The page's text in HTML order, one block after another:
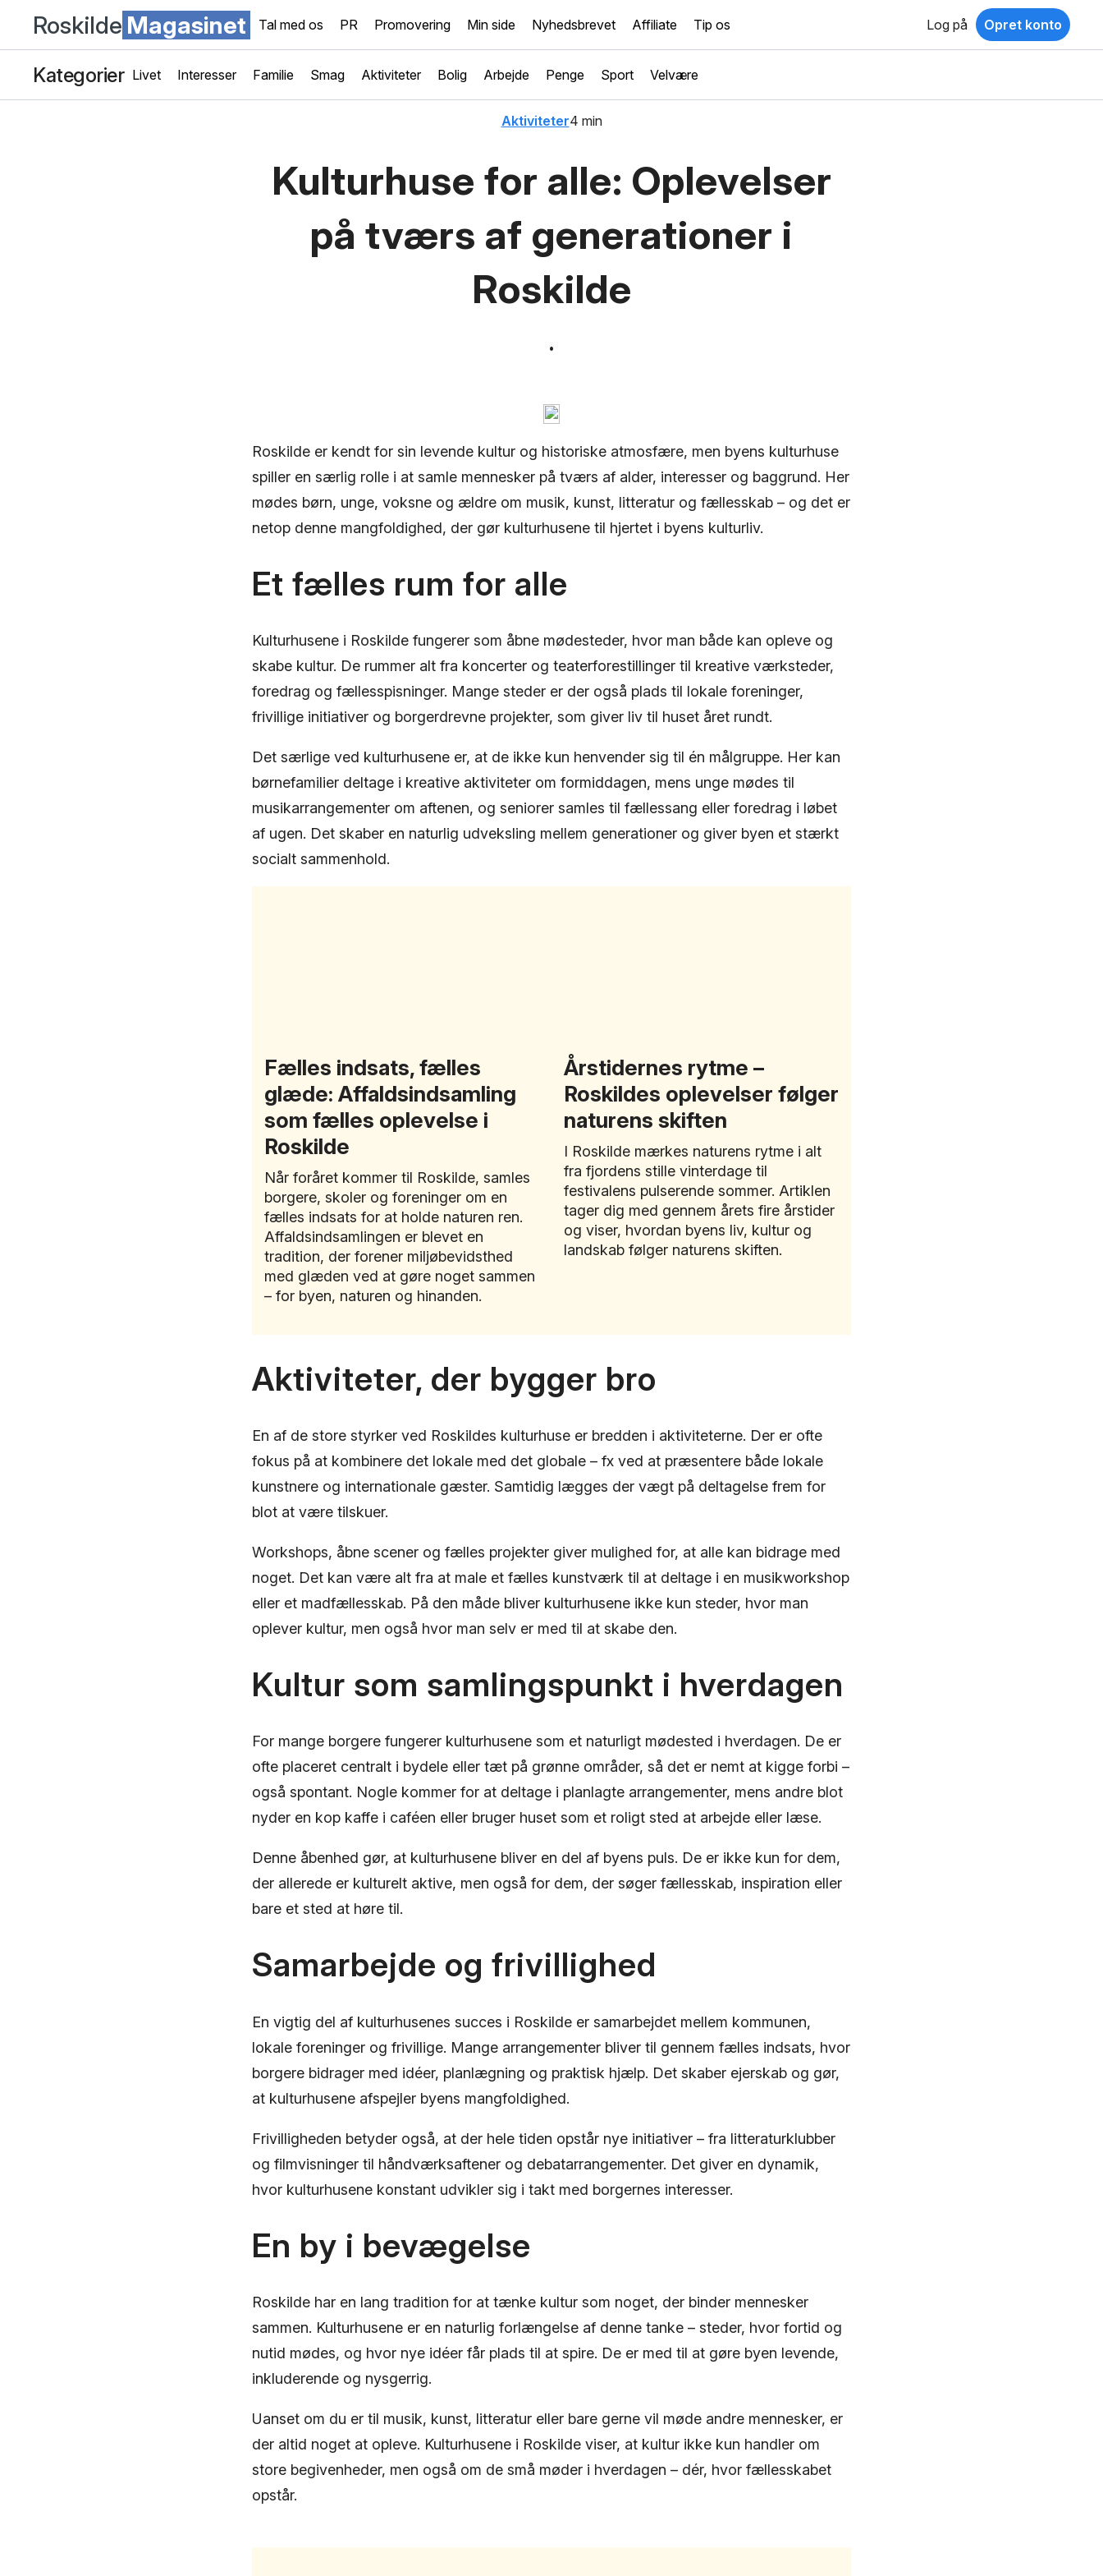
Roskilde Magasinet Tal med os PR Promovering Min side Nyhedsbrevet Affiliate Tip os Log på Opret konto
Kategorier Livet Interesser Familie Smag Aktiviteter Bolig Arbejde Penge Sport Velvære
Kulturhuse for alle: Oplevelser
på tværs af generationer i
Roskilde
Aktiviteter4 min
Roskilde er kendt for sin levende kultur og historiske atmosfære, men byens kulturhuse
spiller en særlig rolle i at samle mennesker på tværs af alder, interesser og baggrund. Her
mødes børn, unge, voksne og ældre om musik, kunst, litteratur og fællesskab – og det er
netop denne mangfoldighed, der gør kulturhusene til hjertet i byens kulturliv.
Et fælles rum for alle
Kulturhusene i Roskilde fungerer som åbne mødesteder, hvor man både kan opleve og
skabe kultur. De rummer alt fra koncerter og teaterforestillinger til kreative værksteder,
foredrag og fællesspisninger. Mange steder er der også plads til lokale foreninger,
frivillige initiativer og borgerdrevne projekter, som giver liv til huset året rundt.
Det særlige ved kulturhusene er, at de ikke kun henvender sig til én målgruppe. Her kan
børnefamilier deltage i kreative aktiviteter om formiddagen, mens unge mødes til
musikarrangementer om aftenen, og seniorer samles til fællessang eller foredrag i løbet
af ugen. Det skaber en naturlig udveksling mellem generationer og giver byen et stærkt
socialt sammenhold.
Fælles indsats, fælles
glæde: Affaldsindsamling
som fælles oplevelse i
Roskilde
Når foråret kommer til Roskilde, samles
borgere, skoler og foreninger om en
fælles indsats for at holde naturen ren.
Affaldsindsamlingen er blevet en
tradition, der forener miljøbevidsthed
med glæden ved at gøre noget sammen
– for byen, naturen og hinanden.
Årstidernes rytme –
Roskildes oplevelser følger
naturens skiften
I Roskilde mærkes naturens rytme i alt
fra fjordens stille vinterdage til
festivalens pulserende sommer. Artiklen
tager dig med gennem årets fire årstider
og viser, hvordan byens liv, kultur og
landskab følger naturens skiften.
Aktiviteter, der bygger bro
En af de store styrker ved Roskildes kulturhuse er bredden i aktiviteterne. Der er ofte
fokus på at kombinere det lokale med det globale – fx ved at præsentere både lokale
kunstnere og internationale gæster. Samtidig lægges der vægt på deltagelse frem for
blot at være tilskuer.
Workshops, åbne scener og fælles projekter giver mulighed for, at alle kan bidrage med
noget. Det kan være alt fra at male et fælles kunstværk til at deltage i en musikworkshop
eller et madfællesskab. På den måde bliver kulturhusene ikke kun steder, hvor man
oplever kultur, men også hvor man selv er med til at skabe den.
Kultur som samlingspunkt i hverdagen
For mange borgere fungerer kulturhusene som et naturligt mødested i hverdagen. De er
ofte placeret centralt i bydele eller tæt på grønne områder, så det er nemt at kigge forbi –
også spontant. Nogle kommer for at deltage i planlagte arrangementer, mens andre blot
nyder en kop kaffe i caféen eller bruger huset som et roligt sted at arbejde eller læse.
Denne åbenhed gør, at kulturhusene bliver en del af byens puls. De er ikke kun for dem,
der allerede er kulturelt aktive, men også for dem, der søger fællesskab, inspiration eller
bare et sted at høre til.
Samarbejde og frivillighed
En vigtig del af kulturhusenes succes i Roskilde er samarbejdet mellem kommunen,
lokale foreninger og frivillige. Mange arrangementer bliver til gennem fælles indsats, hvor
borgere bidrager med idéer, planlægning og praktisk hjælp. Det skaber ejerskab og gør,
at kulturhusene afspejler byens mangfoldighed.
Frivilligheden betyder også, at der hele tiden opstår nye initiativer – fra litteraturklubber
og filmvisninger til håndværksaftener og debatarrangementer. Det giver en dynamik,
hvor kulturhusene konstant udvikler sig i takt med borgernes interesser.
En by i bevægelse
Roskilde har en lang tradition for at tænke kultur som noget, der binder mennesker
sammen. Kulturhusene er en naturlig forlængelse af denne tanke – steder, hvor fortid og
nutid mødes, og hvor nye idéer får plads til at spire. De er med til at gøre byen levende,
inkluderende og nysgerrig.
Uanset om du er til musik, kunst, litteratur eller bare gerne vil møde andre mennesker, er
der altid noget at opleve. Kulturhusene i Roskilde viser, at kultur ikke kun handler om
store begivenheder, men også om de små møder i hverdagen – dér, hvor fællesskabet
opstår.